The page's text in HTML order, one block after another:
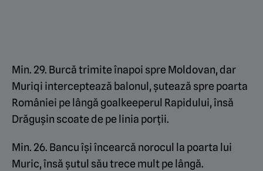
Min. 29. Burcă trimite înapoi spre Moldovan, dar
Muriqi interceptează balonul, șutează spre poarta
României pe lângă goalkeeperul Rapidului, însă
Drăgușin scoate de pe linia porții.
Min. 26. Bancu își încearcă norocul la poarta lui
Muric, însă șutul său trece mult pe lângă.